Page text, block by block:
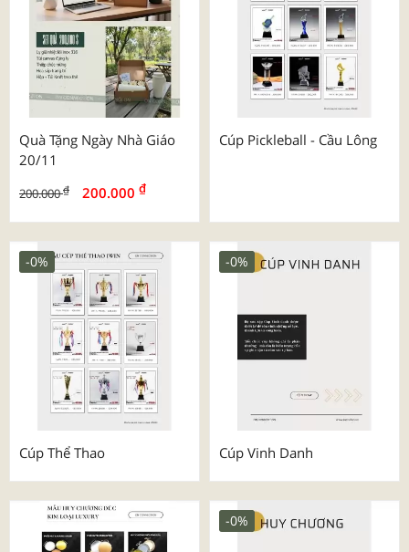
Quà Tặng Ngày Nhà Giáo
20/11
200.000₫ 200.000 ₫
Cúp Pickleball - Cầu Lông
Cúp Thể Thao
-0%
Cúp Vinh Danh
-0%
-0%